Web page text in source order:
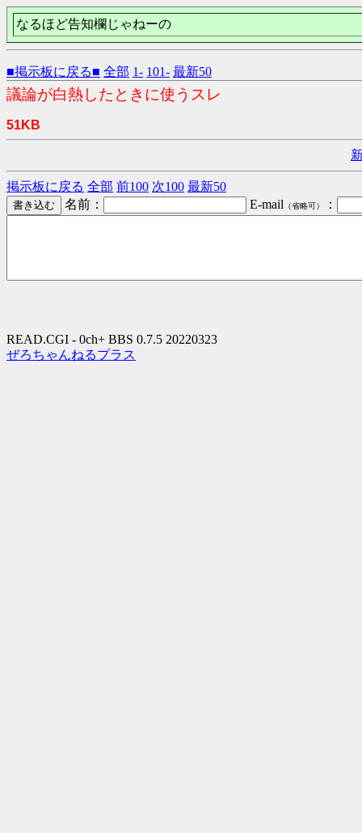
なるほど告知欄じゃねーの
■掲示板に戻る■ 全部 1- 101- 最新50
議論が白熱したときに使うスレ
51KB
掲示板に戻る 全部 前100 次100 最新50
名前：
E-mail （省略可） ：
READ.CGI - 0ch+ BBS 0.7.5 20220323
ぜろちゃんねるプラス